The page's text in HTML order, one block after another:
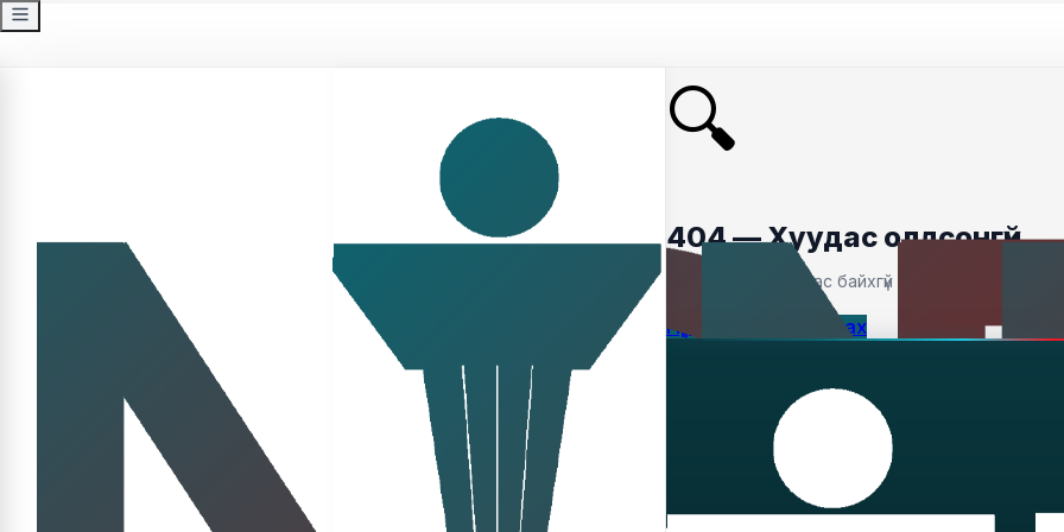
🔍
404 — Хуудас олдсонгүй
Таны хайсан хуудас байхгүй байна.
Нүүр хуудас руу буцах